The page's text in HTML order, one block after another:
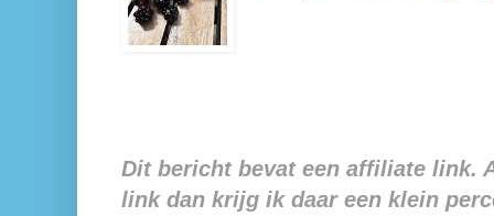
Dit bericht bevat een affiliate link.
link dan krijg ik daar een klein